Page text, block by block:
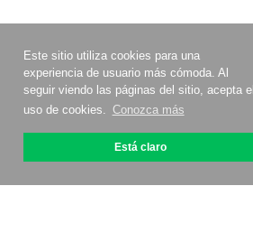
Este sitio utiliza cookies para una
experiencia de usuario más cómoda. Al
seguir viendo las páginas del sitio, acepta el
uso de cookies. Conozca más
Está claro